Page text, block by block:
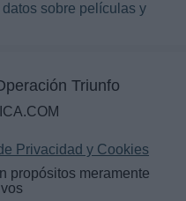
sobre películas y
Triunfo
Privacidad y Cookies
propósitos meramente